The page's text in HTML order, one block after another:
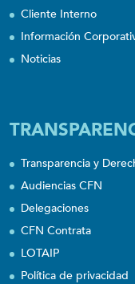
Cliente Interno
Información
Noticias
Transparencia y
Audiencias CFN
Delegaciones
CFN Contrata
LOTAIP
Política de privacidad